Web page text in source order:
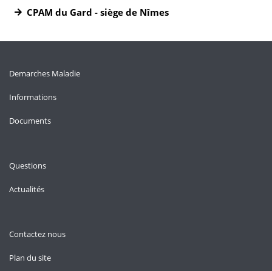
CPAM du Gard - siège de Nîmes
Demarches Maladie
Informations
Documents
Questions
Actualités
Contactez nous
Plan du site